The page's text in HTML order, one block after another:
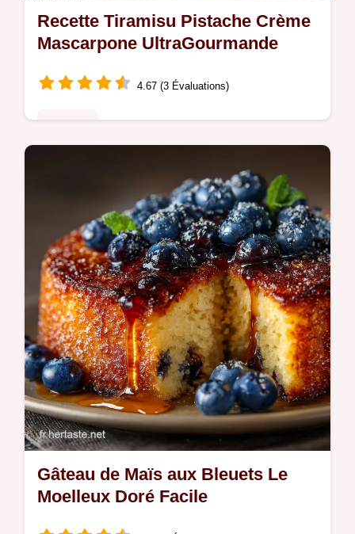
Recette Tiramisu Pistache Crème
Mascarpone UltraGourmande
4.67 (3 Évaluations)
pistache facile une version riche et
onctueuse inspirée de la Sicile Un dessert
pistache parfait pour un régal express
Gâteau de Maïs aux Bleuets Le
Moelleux Doré Facile